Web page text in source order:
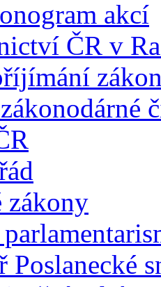
akcí
ČR v
zákony
Poslanecké